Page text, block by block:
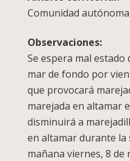
Comunidad
Observaciones:
Se espera mal
mar de fondo por
que provocará
marejada en altamar
disminuirá a
en altamar durante la
mañana viernes, 8 de